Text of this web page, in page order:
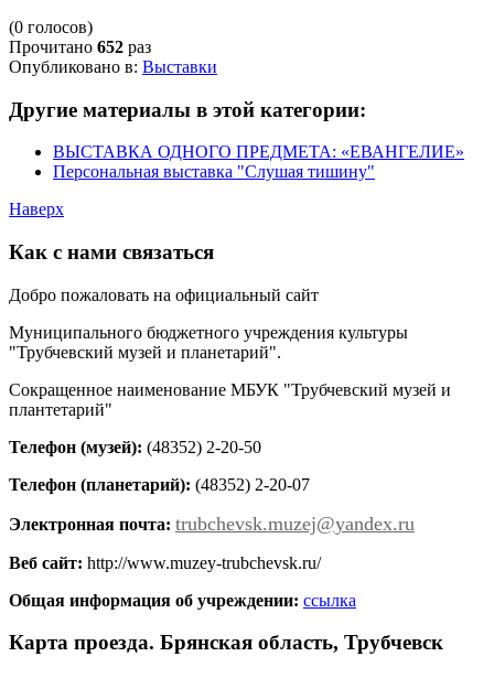
(0 голосов)
Прочитано 652 раз
Опубликовано в: Выставки
Другие материалы в этой категории:
ВЫСТАВКА ОДНОГО ПРЕДМЕТА: «ЕВАНГЕЛИЕ»
Персональная выставка "Слушая тишину"
Наверх
Как с нами связаться
Добро пожаловать на официальный сайт
Муниципального бюджетного учреждения культуры
"Трубчевский музей и планетарий".
Сокращенное наименование МБУК "Трубчевский музей и
плантетарий"
Телефон (музей): (48352) 2-20-50
Телефон (планетарий): (48352) 2-20-07
Электронная почта: trubchevsk.muzej@yandex.ru
Веб сайт: http://www.muzey-trubchevsk.ru/
Общая информация об учреждении: ссылка
Карта проезда. Брянская область, Трубчевск